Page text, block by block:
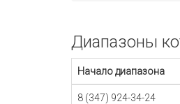
Диапазоны
Начало диапазона
8 (347) 924-34-24